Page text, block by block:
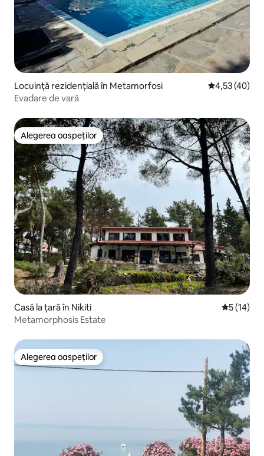
Locuință rezidențială în Metamorfosi Scor mediu
4,53 (40)
Evadare de vară
Alegerea oaspeților
Alegerea oaspeților
Casă la țară în Nikiti Scor
5 (14)
Metamorphosis Estate
Alegerea oaspeților
Alegerea oaspeților